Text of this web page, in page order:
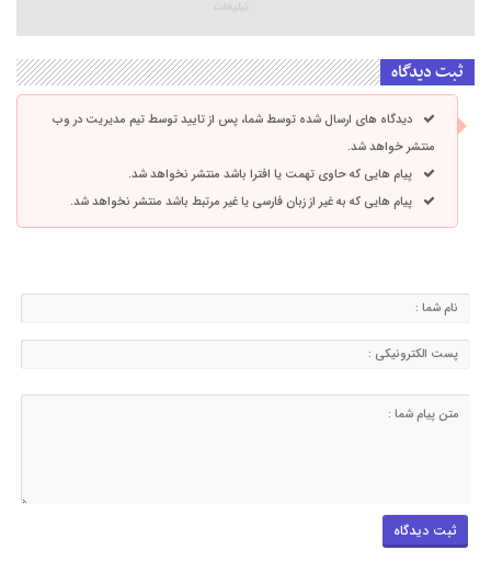
ثبت دیدگاه
دیدگاه های ارسال شده توسط شما، پس از تایید توسط تیم مدیریت در وب
منتشر خواهد شد.
پیام هایی که حاوی تهمت یا افترا باشد منتشر نخواهد شد.
پیام هایی که به غیر از زبان فارسی یا غیر مرتبط باشد منتشر نخواهد شد.